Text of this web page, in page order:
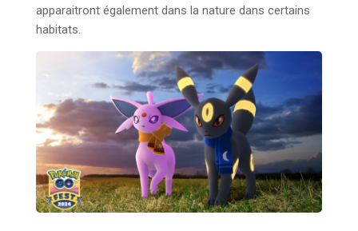
apparaitront également dans la nature dans certains
habitats.